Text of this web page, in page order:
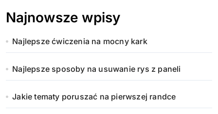
Najnowsze wpisy
Najlepsze ćwiczenia na mocny kark
Najlepsze sposoby na usuwanie rys z paneli
Jakie tematy poruszać na pierwszej randce